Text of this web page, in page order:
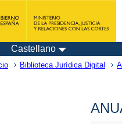
Castellano
Biblioteca Jurídica Digital